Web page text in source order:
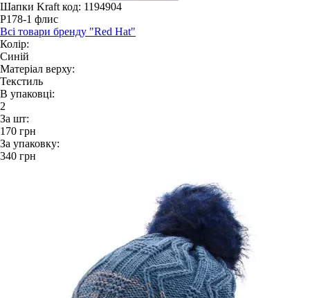
Шапки Kraft код: 1194904
P178-1 флис
Всі товари бренду "Red Hat"
Колір:
Синій
Матеріал верху:
Текстиль
В упаковці:
2
За шт:
170 грн
За упаковку:
340 грн